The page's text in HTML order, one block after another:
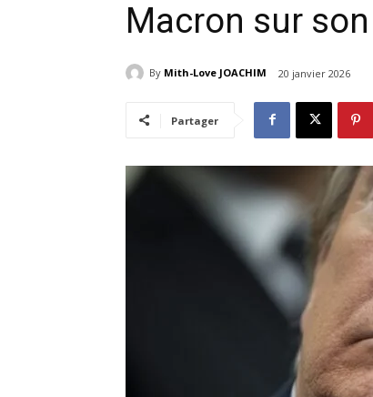
Macron sur
By Mith-Love JOACHIM 20 janvier 2026
Partager